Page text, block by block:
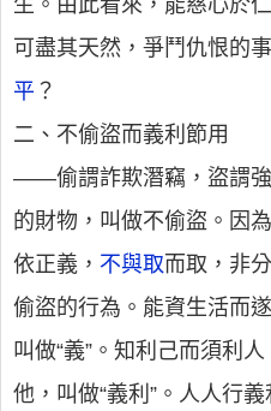
生。由此看來，能慈心於
可盡其天然，爭鬥仇恨的
平 ？
二、不偷盜而義利節用
——偷謂詐欺潛竊，盜謂
的財物，叫做不偷盜。因
依正義， 不與取而取，非
偷盜的行為。能資生活而
叫做“義”。知利己而須利
他，叫做“義利”。人人行